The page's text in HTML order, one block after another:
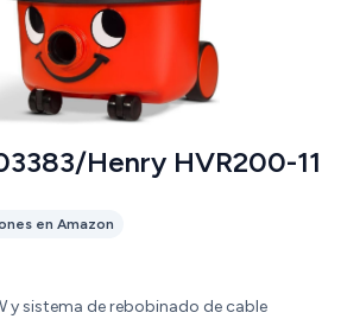
Henry HVR200-11
en Amazon
y sistema de rebobinado de cable